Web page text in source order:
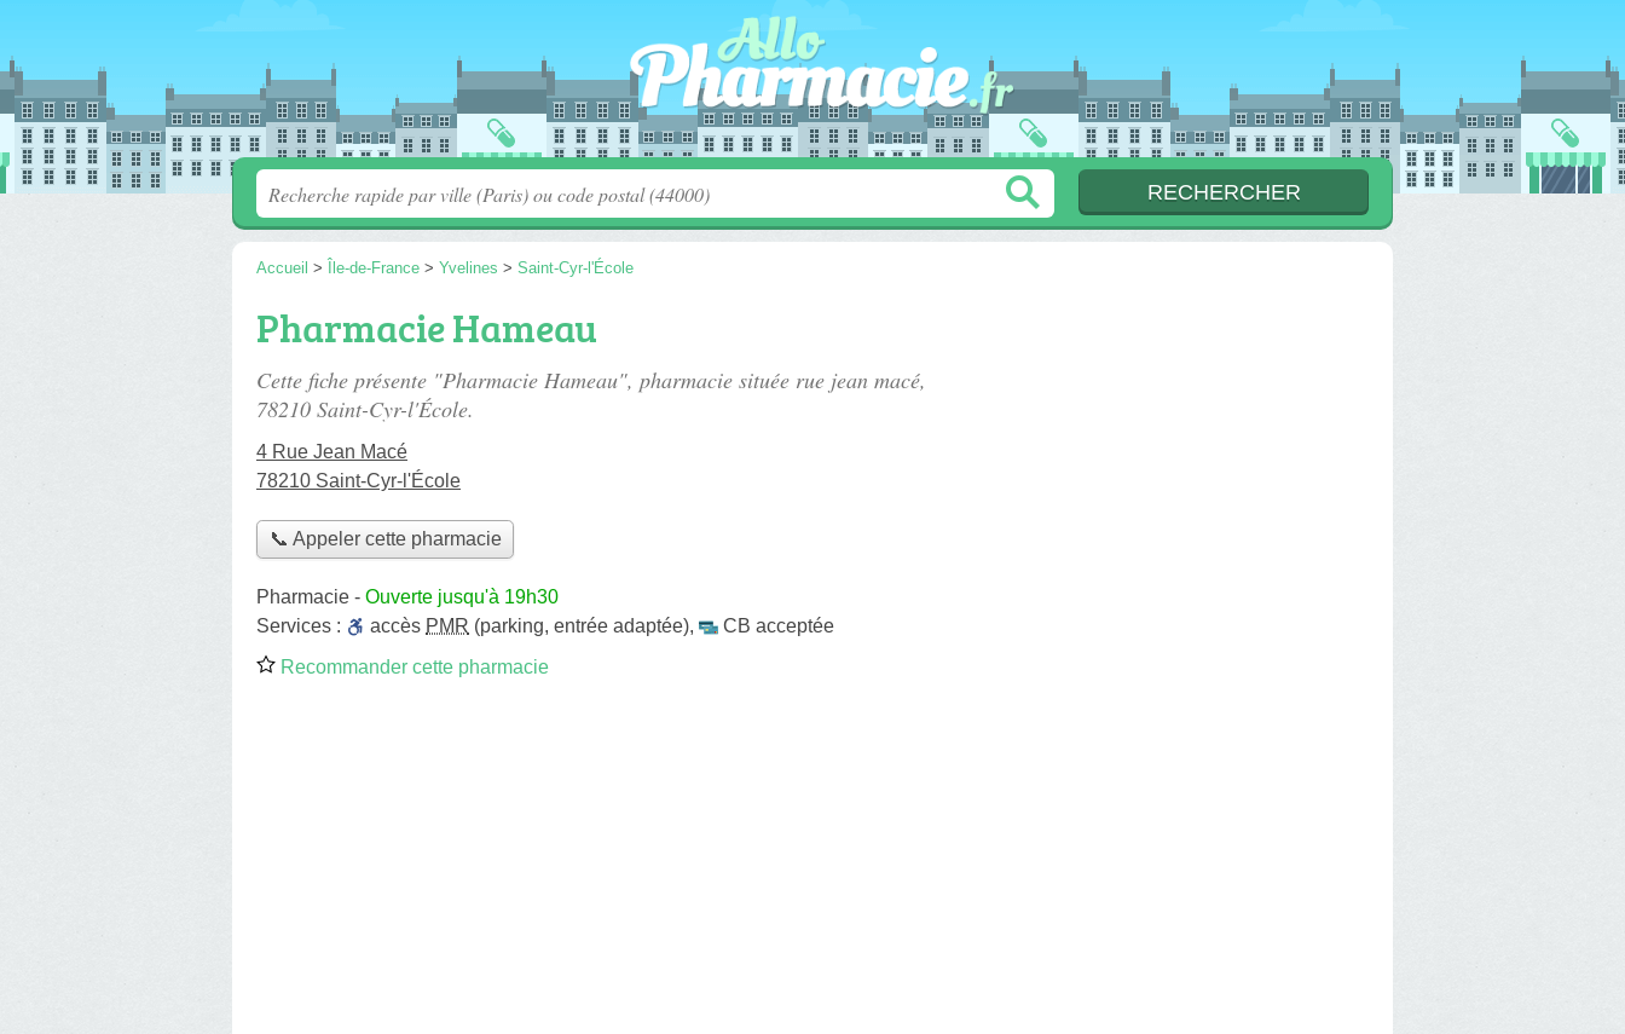
Accueil > Île-de-France > Yvelines > Saint-Cyr-l'École
Pharmacie Hameau
Cette fiche présente "Pharmacie Hameau", pharmacie située rue jean macé,
78210 Saint-Cyr-l'École.
4 Rue Jean Macé
78210 Saint-Cyr-l'École
📞 Appeler cette pharmacie
Pharmacie - Ouverte jusqu'à 19h30
Services :
accès PMR (parking, entrée adaptée),
CB acceptée
Recommander cette pharmacie